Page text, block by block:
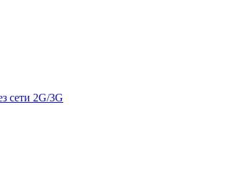
сети 2G/3G